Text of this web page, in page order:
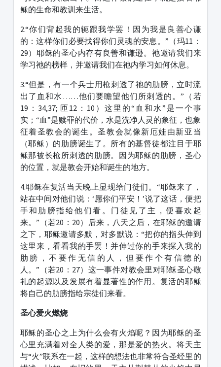
稣的生命和教训来生活。
2.“你们背起我的轭跟我学罢！因为我是良善心谦
的：这样你们必要找得你们灵魂的安息。”（玛11：
29）耶稣的圣心内存有良善和谦逊。祂邀请我们来
学习祂的榜样，并邀请我们在祂内学习如何休息。
3.“但是，有一个兵士用枪刺透了祂的肋膀，立时流
出了血和水……他们要瞻望他们所刺透的。”（若
19：34,37; 匝12：10）这里的“血和水”是一个事
实；“血”是赎罪的代价，水是洗净人灵的象征，也象
征着圣教会的诞生。圣教会就像新厄娃由新亚当
（耶稣）的肋膀诞生了。所有的基督徒都注目于耶
稣那被长枪所刺透的肋膀。因为耶稣的肋膀，圣心
的位置，就是教会开始和诞生的地方。
4.耶稣在复活当天晚上显现给门徒们。“耶稣来了，
站在中间对他们说：‘愿你们平安！’说了这话，便把
手和肋膀指给他们看。门徒见了主，便喜欢起
来。”（若20：20）后来，八天之后，在耶稣的邀请
之下，耶稣邀请多默，对多默说：“把你的指头伸到
这里来，看看我的手罢！并伸过你的手来探入我的
肋膀，不要作无信的人，但要作个有信德的
人。”（若20：27）这一事件对教会里对耶稣圣心敬
礼的起源以及发展有着显著性的作用。复活的耶稣
将自己的肋膀指给宗徒们来看。
圣心爱火燃烧
耶稣的圣心之上为什么会有火焰呢？因为耶稣的圣
心里充满着对全人类的爱，那是爱的热火。将天主
与“火”联系在一起，这样的想法也非常符合圣经里的